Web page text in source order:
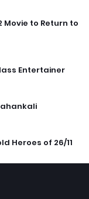
Movie to Return to
Entertainer
Heroes of 26/11